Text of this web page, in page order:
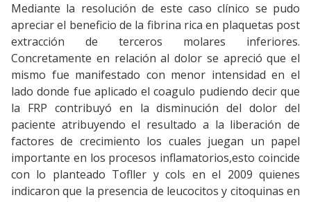
Mediante la resolución de este caso clínico se pudo
apreciar el beneficio de la fibrina rica en plaquetas post
extracción de terceros molares inferiores.
Concretamente en relación al dolor se apreció que el
mismo fue manifestado con menor intensidad en el
lado donde fue aplicado el coagulo pudiendo decir que
la FRP contribuyó en la disminución del dolor del
paciente atribuyendo el resultado a la liberación de
factores de crecimiento los cuales juegan un papel
importante en los procesos inflamatorios,esto coincide
con lo planteado Tofller y cols en el 2009 quienes
indicaron que la presencia de leucocitos y citoquinas en